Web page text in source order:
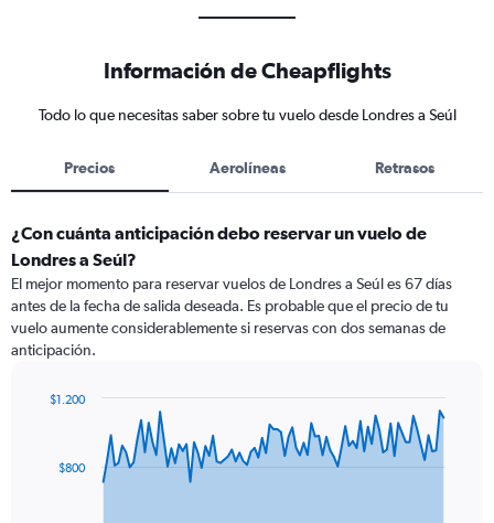
Información de Cheapflights
Todo lo que necesitas saber sobre tu vuelo desde Londres a Seúl
Precios Aerolíneas Retrasos
¿Con cuánta anticipación debo reservar un vuelo de
Londres a Seúl?
El mejor momento para reservar vuelos de Londres a Seúl es 67 días
antes de la fecha de salida deseada. Es probable que el precio de tu
vuelo aumente considerablemente si reservas con dos semanas de
anticipación.
data$800
$1.200